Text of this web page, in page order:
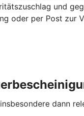
und
oder per Post zur
dann